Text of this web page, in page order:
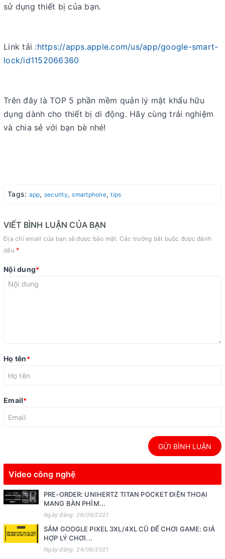
sử dụng thiết bị của bạn.
Link tải :https://apps.apple.com/us/app/google-smart-
lock/id1152066360
Trên đây là TOP 5 phần mềm quản lý mật khẩu hữu
dụng dành cho thiết bị di động. Hãy cùng trải nghiệm
và chia sẻ với bạn bè nhé!
Tags: app, security,smartphone,tips
VIẾT BÌNH LUẬN CỦA BẠN
Địa chỉ email của bạn sẽ được bảo mật. Các trường bắt buộc được đánh
dấu *
Nội dung*
Họ tên*
Email*
GỬI BÌNH LUẬN
Video công nghệ
PRE-ORDER: UNIHERTZ TITAN POCKET ĐIỆN THOẠI
MANG BÀN PHÍM...
Ngày đăng: 29/09/2021
SẮM GOOGLE PIXEL 3XL/4XL CŨ ĐỂ CHƠI GAME: GIÁ
HỢP LÝ CHƠI...
Ngày đăng: 24/06/2021